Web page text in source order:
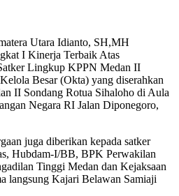
Utara Idianto, SH,MH
I Kinerja Terbaik Atas
Lingkup KPPN Medan II
Besar (Okta) yang diserahkan
II Sondang Rotua Sihaloho di Aula
Negara RI Jalan Diponegoro,
juga diberikan kepada satker
Hubdam-I/BB, BPK Perwakilan
Tinggi Medan dan Kejaksaan
langsung Kajari Belawan Samiaji